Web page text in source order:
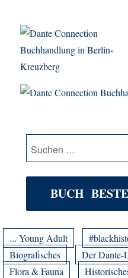
Dante
Suche
nach:
BUCH
... Young Adult
Biografisches
Der Dante-
Flora & Fauna